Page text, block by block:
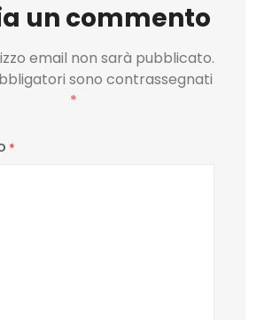
un commento
email non sarà pubblicato.
sono contrassegnati
*
*